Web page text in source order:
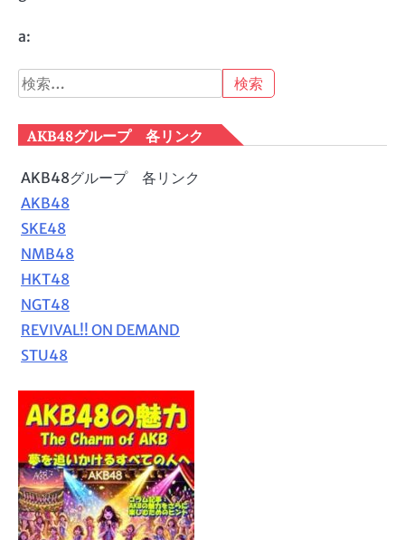
a:
検
索:
AKB48グループ 各リンク
AKB48グループ 各リンク
AKB48
SKE48
NMB48
HKT48
NGT48
REVIVAL!! ON DEMAND
STU48